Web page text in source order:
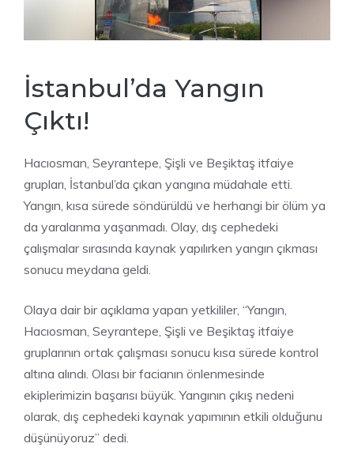
İstanbul’da Yangın
Çıktı!
Hacıosman, Seyrantepe, Şişli ve Beşiktaş itfaiye
grupları, İstanbul’da çıkan yangına müdahale etti.
Yangın, kısa sürede söndürüldü ve herhangi bir ölüm ya
da yaralanma yaşanmadı. Olay, dış cephedeki
çalışmalar sırasında kaynak yapılırken yangın çıkması
sonucu meydana geldi.
Olaya dair bir açıklama yapan yetkililer, “Yangın,
Hacıosman, Seyrantepe, Şişli ve Beşiktaş itfaiye
gruplarının ortak çalışması sonucu kısa sürede kontrol
altına alındı. Olası bir facianın önlenmesinde
ekiplerimizin başarısı büyük. Yangının çıkış nedeni
olarak, dış cephedeki kaynak yapımının etkili olduğunu
düşünüyoruz” dedi.